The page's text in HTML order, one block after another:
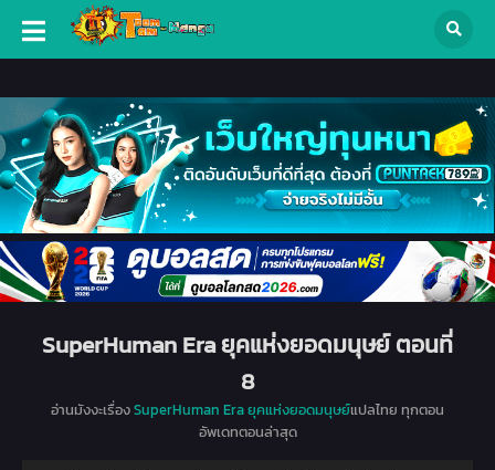
SuperHuman Era ยุคแห่งยอดมนุษย์ ตอนที่
8
อ่านมังงะเรื่องSuperHuman Era ยุคแห่งยอดมนุษย์แปลไทย ทุกตอน
อัพเดทตอนล่าสุด